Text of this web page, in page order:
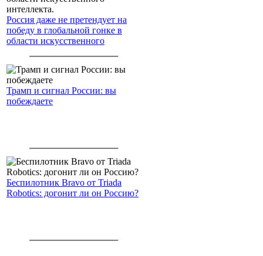
Россия даже не претендует на
победу в глобальной гонке в
области искусственного
Трамп и сигнал России: вы
побеждаете
Беспилотник Bravo от Triada
Robotics: догонит ли он Россию?